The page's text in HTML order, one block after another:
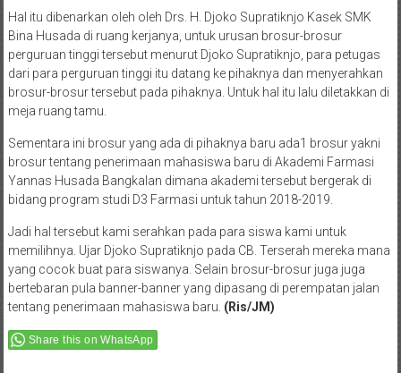
Hal itu dibenarkan oleh oleh Drs. H. Djoko Supratiknjo Kasek SMK
Bina Husada di ruang kerjanya, untuk urusan brosur-brosur
perguruan tinggi tersebut menurut Djoko Supratiknjo, para petugas
dari para perguruan tinggi itu datang ke pihaknya dan menyerahkan
brosur-brosur tersebut pada pihaknya. Untuk hal itu lalu diletakkan di
meja ruang tamu.
Sementara ini brosur yang ada di pihaknya baru ada1 brosur yakni
brosur tentang penerimaan mahasiswa baru di Akademi Farmasi
Yannas Husada Bangkalan dimana akademi tersebut bergerak di
bidang program studi D3 Farmasi untuk tahun 2018-2019.
Jadi hal tersebut kami serahkan pada para siswa kami untuk
memilihnya. Ujar Djoko Supratiknjo pada CB. Terserah mereka mana
yang cocok buat para siswanya. Selain brosur-brosur juga juga
bertebaran pula banner-banner yang dipasang di perempatan jalan
tentang penerimaan mahasiswa baru. (Ris/JM)
Share this on WhatsApp